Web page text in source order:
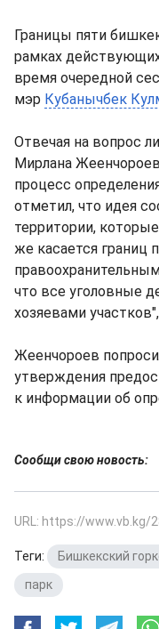
Границы пяти
рамках
время очередной
мэр Кубанычбек
Отвечая на вопрос
Мирлана
процесс
отметил, что идея
территории,
же касается границ
что все уголовные
хозяевами
Жеенчороев
утверждения
к информации об
Сообщи свою новость:
URL: https://www.vb.kg/
Теги: Бишкекский
парк